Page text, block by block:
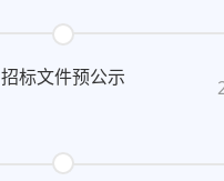
招标文件预公示